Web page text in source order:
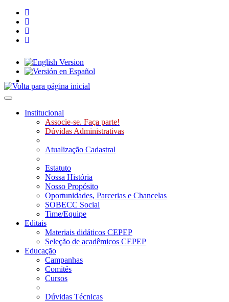
Toggle navigation
Institucional
Associe-se. Faça parte!
Dúvidas Administrativas
Atualização Cadastral
Estatuto
Nossa História
Nosso Propósito
Oportunidades, Parcerias e Chancelas
SOBECC Social
Time/Equipe
Editais
Materiais didáticos CEPEP
Seleção de acadêmicos CEPEP
Educação
Campanhas
Comitês
Cursos
Dúvidas Técnicas